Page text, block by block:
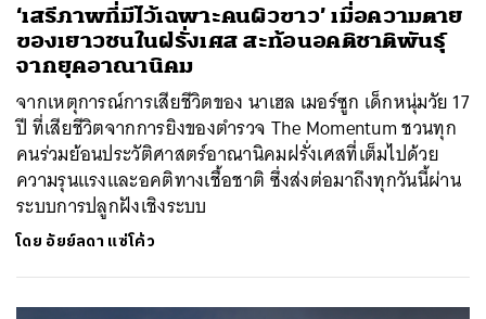
‘เสรีภาพที่มีไว้เฉพาะคนผิวขาว’ เมื่อความตาย
ของเยาวชนในฝรั่งเศส สะท้อนอคติชาติพันธุ์
จากยุคอาณานิคม
จากเหตุการณ์การเสียชีวิตของ นาเฮล เมอร์ซูก เด็กหนุ่มวัย 17
ปี ที่เสียชีวิตจากการยิงของตำรวจ The Momentum ชวนทุก
คนร่วมย้อนประวัติศาสตร์อาณานิคมฝรั่งเศสที่เต็มไปด้วย
ความรุนแรงและอคติทางเชื้อชาติ ซึ่งส่งต่อมาถึงทุกวันนี้ผ่าน
ระบบการปลูกฝังเชิงระบบ
โดย อัยย์ลดา แซ่โค้ว
SHARE TWEET LINE EMAIL